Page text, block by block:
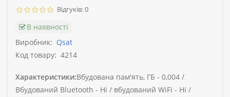
Відгуків: 0
В наявності
Виробник: Qsat
Код товару: 4214
Характеристики:Вбудована пам'ять, ГБ - 0,004 /
Вбудований Bluetooth - Ні / вбудований WiFi - Ні /